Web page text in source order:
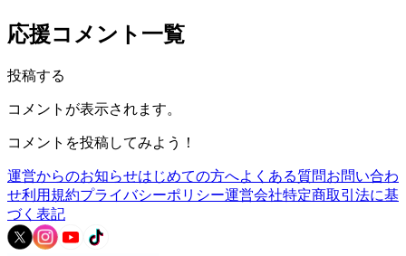
応援コメント一覧
投稿する
コメントが表示されます。
コメントを投稿してみよう！
運営からのお知らせはじめての方へよくある質問お問い合わ
せ利用規約プライバシーポリシー運営会社特定商取引法に基
づく表記